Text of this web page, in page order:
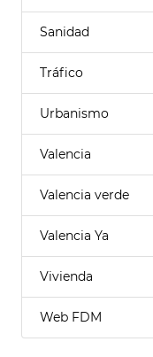
Sanidad
Tráfico
Urbanismo
Valencia
Valencia verde
Valencia Ya
Vivienda
Web FDM